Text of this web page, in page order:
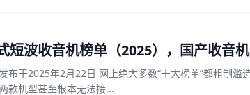
短波收音机榜单（2025），国产收音机
布于2025年2月22日 网上绝大多数“十大榜单”都粗制滥
款机型甚至根本无法接...